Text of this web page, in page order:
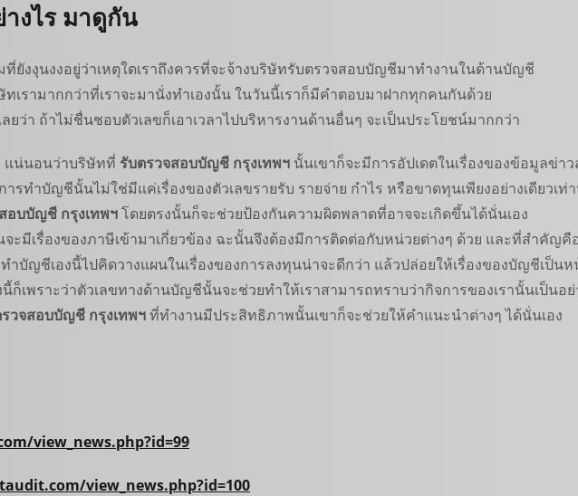
งไร มาดูกัน
ยังงุนงงอยู่ว่าเหตุใดเราถึงควรที่จะจ้างบริษัทรับตรวจสอบบัญชีมาทำงานในด้านบัญชี
เรามากกว่าที่เราจะมานั่งทำเองนั้น ในวันนี้เราก็มีคำตอบมาฝากทุกคนกันด้วย
ลยว่า ถ้าไม่ชื่นชอบตัวเลขก็เอาเวลาไปบริหารงานด้านอื่นๆ จะเป็นประโยชน์มากกว่า
แน่นอนว่าบริษัทที่ รับตรวจสอบบัญชี กรุงเทพฯ นั้นเขาก็จะมีการอัปเดตในเรื่องของข้อมูลข่า
รทำบัญชีนั้นไม่ใช่มีแค่เรื่องของตัวเลขรายรับ รายจ่าย กำไร หรือขาดทุนเพียงอย่างเดียวเ
อบบัญชี กรุงเทพฯโดยตรงนั้นก็จะช่วยป้องกันความผิดพลาดที่อาจจะเกิดขึ้นได้นั่นเอง
ะมีเรื่องของภาษีเข้ามาเกี่ยวข้อง ฉะนั้นจึงต้องมีการติดต่อกับหน่วยต่างๆ ด้วย และที่สำคัญ
ำบัญชีเองนี้ไปคิดวางแผนในเรื่องของการลงทุนน่าจะดีกว่า แล้วปล่อยให้เรื่องของบัญชีเป็น
เพราะว่าตัวเลขทางด้านบัญชีนั้นจะช่วยทำให้เราสามารถทราบว่ากิจการของเรานั้นเป็นอย่
วจสอบบัญชี กรุงเทพฯที่ทำงานมีประสิทธิภาพนั้นเขาก็จะช่วยให้คำแนะนำต่างๆ ได้นั่นเอง
view_news.php?id=99
view_news.php?id=100